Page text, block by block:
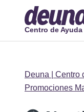
Centro de Ayuda
Deuna | Centro
Promociones